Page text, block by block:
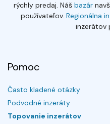
rýchly predaj. Náš bazár
používateľov. Regionálna
inzerátov
Pomoc
Často kladené otázky
Podvodné inzeráty
Topovanie inzerátov